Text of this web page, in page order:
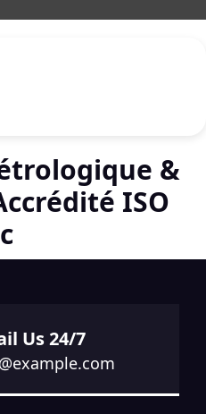
&
ISO
Us 24/7